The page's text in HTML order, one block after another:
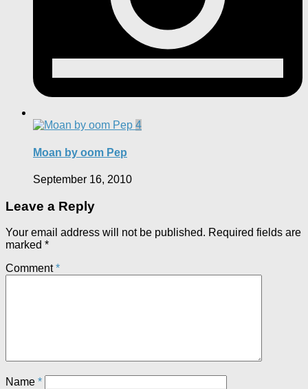
4
Moan by oom Pep
September 16, 2010
Leave a Reply
Your email address will not be published. Required fields are
marked *
Comment*
Name *